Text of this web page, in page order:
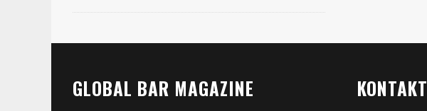
GLOBAL BAR MAGAZINE KONTAKT